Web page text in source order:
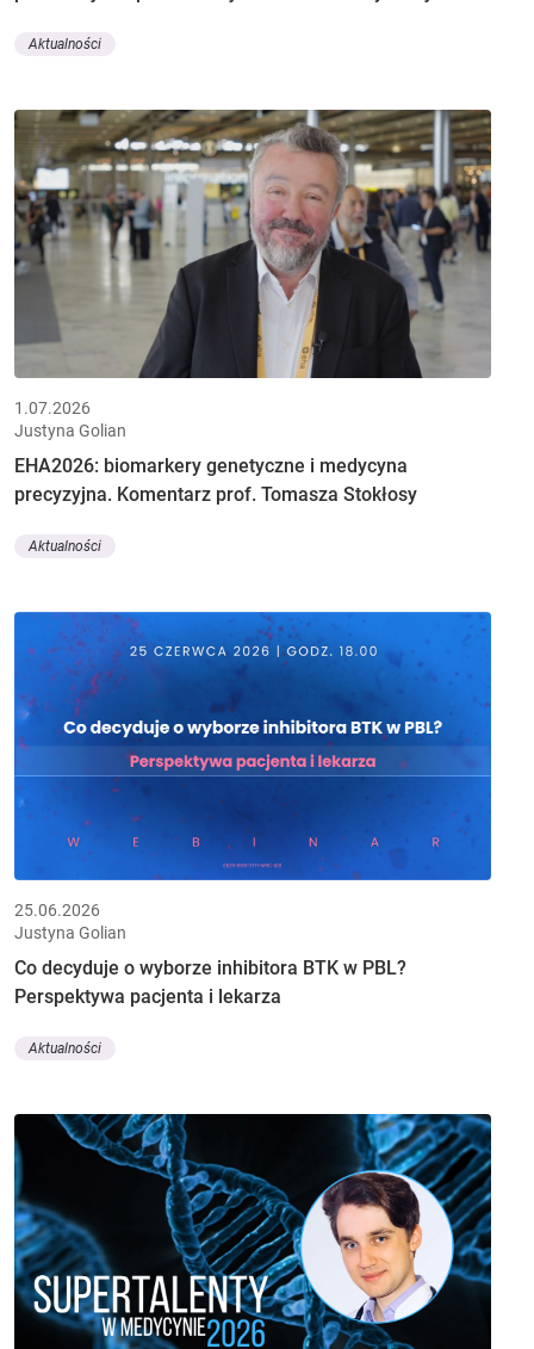
Aktualności
1.07.2026
Justyna Golian
EHA2026: biomarkery genetyczne i medycyna
precyzyjna. Komentarz prof. Tomasza Stokłosy
Aktualności
25.06.2026
Justyna Golian
Co decyduje o wyborze inhibitora BTK w PBL?
Perspektywa pacjenta i lekarza
Aktualności